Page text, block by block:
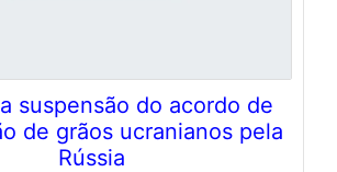
suspensão do acordo de
de grãos ucranianos pela
Rússia